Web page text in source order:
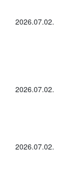
2026.07.02.
2026.07.02.
2026.07.02.